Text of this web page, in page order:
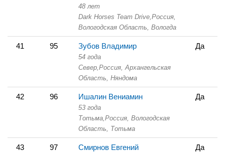
48 лет
Dark Horses Team Drive, Россия,
Вологодская Область, Вологда
41 95 Зубов Владимир
54 года
Север, Россия, Архангельская
Область, Няндома
Да
42 96 Ишалин Вениамин
53 года
Тотьма, Россия, Вологодская
Область,
Тотьма
Да
43 97 Смирнов Евгений Да